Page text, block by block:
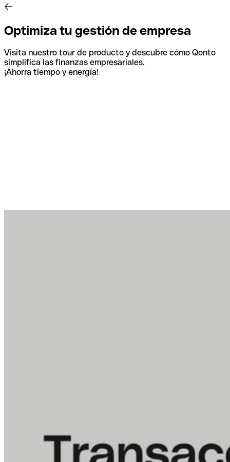
Optimiza tu gestión de empresa
Visita nuestro tour de producto y descubre cómo Qonto
simplifica las finanzas empresariales.
¡Ahorra tiempo y energía!